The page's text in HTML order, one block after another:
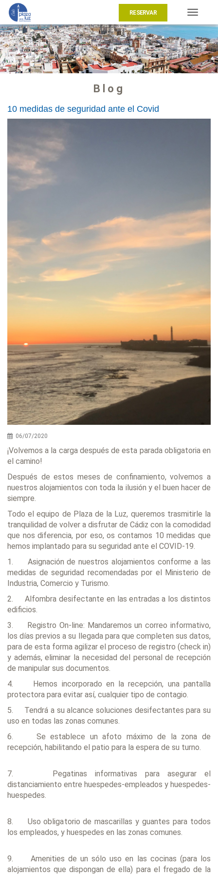
Toggle
RESERVAR
Blog
10 medidas de seguridad ante el Covid
06/07/2020
¡Volvemos a la carga después de esta parada obligatoria en
el camino!
Después de estos meses de confinamiento, volvemos a
nuestros alojamientos con toda la ilusión y el buen hacer de
siempre.
Todo el equipo de Plaza de la Luz, queremos trasmitirle la
tranquilidad de volver a disfrutar de Cádiz con la comodidad
que nos diferencia, por eso, os contamos 10 medidas que
hemos implantado para su seguridad ante el COVID-19.
1. Asignación de nuestros alojamientos conforme a las
medidas de seguridad recomendadas por el Ministerio de
Industria, Comercio y Turismo.
2. Alfombra desifectante en las entradas a los distintos
edificios.
3. Registro On-line: Mandaremos un correo informativo,
los días previos a su llegada para que completen sus datos,
para de esta forma agilizar el proceso de registro (check in)
y además, eliminar la necesidad del personal de recepción
de manipular sus documentos.
4. Hemos incorporado en la recepción, una pantalla
protectora para evitar así, cualquier tipo de contagio.
5. Tendrá a su alcance soluciones desifectantes para su
uso en todas las zonas comunes.
6. Se establece un afoto máximo de la zona de
recepción, habilitando el patio para la espera de su turno.
7. Pegatinas informativas para asegurar el
distanciamiento entre huespedes-empleados y huespedes-
huespedes.
8. Uso obligatorio de mascarillas y guantes para todos
los empleados, y huespedes en las zonas comunes.
9. Amenities de un sólo uso en las cocinas (para los
alojamientos que dispongan de ella) para el fregado de la